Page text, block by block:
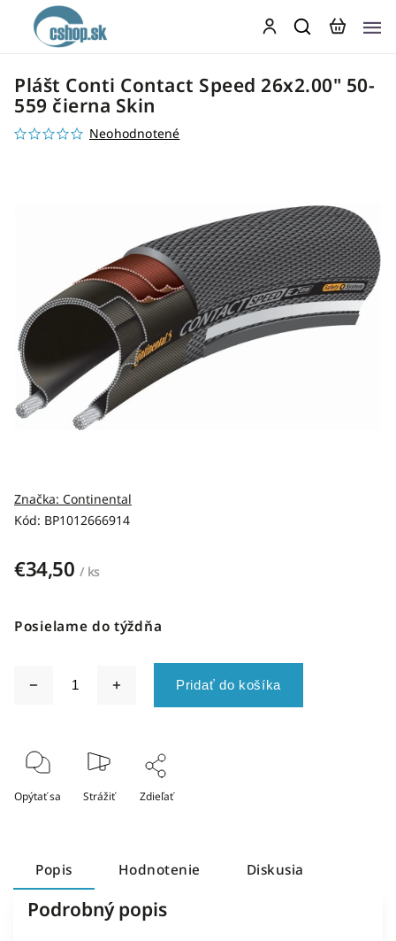
Plášt Conti Contact Speed 26x2.00" 50-
559 čierna Skin
Neohodnotené
Kód: BP1012666914
Značka: Continental
€34,50 / ks
Posielame do týždňa
Pridať do košíka
Opýtať sa Strážiť Zdieľať
Popis Hodnotenie Diskusia
Podrobný popis